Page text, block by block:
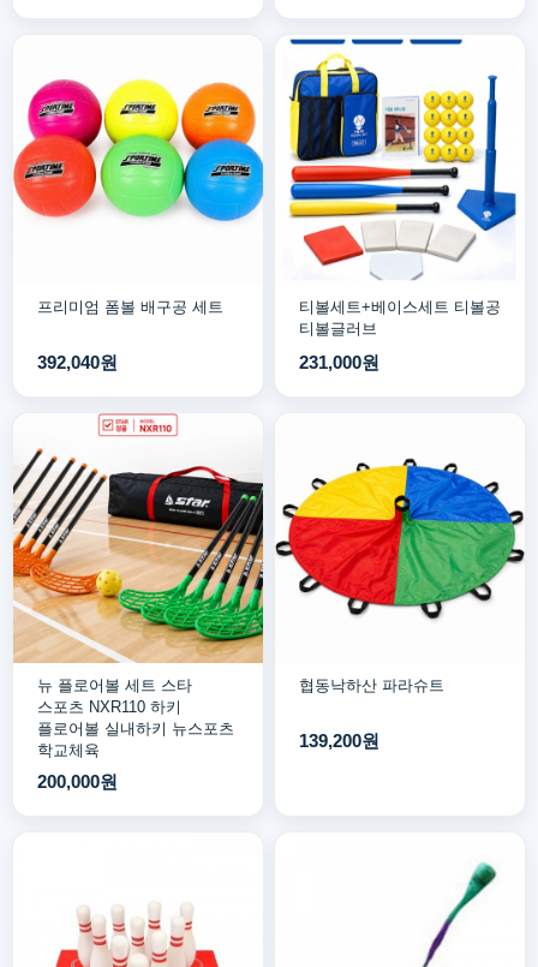
프리미엄 폼볼 배구공 세트
392,040원
티볼세트+베이스세트 티볼공
티볼글러브
231,000원
뉴 플로어볼 세트 스타
스포츠 NXR110 하키
플로어볼 실내하키 뉴스포츠
학교체육
200,000원
협동낙하산 파라슈트
139,200원